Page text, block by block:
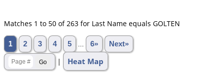
Matches 1 to 50 of 263 for Last Name equals GOLTEN
1 2 3 4 5 6» Next»
| Heat Map